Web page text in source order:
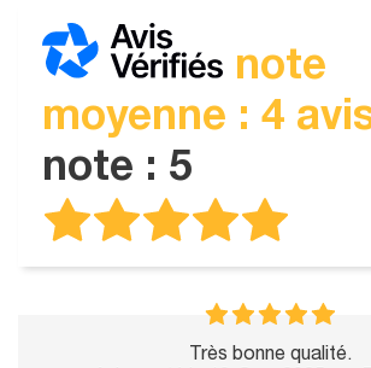
note
moyenne : 4
note : 5
Très bonne qualité.